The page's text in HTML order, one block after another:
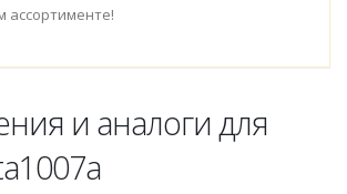
ассортименте!
и аналоги для